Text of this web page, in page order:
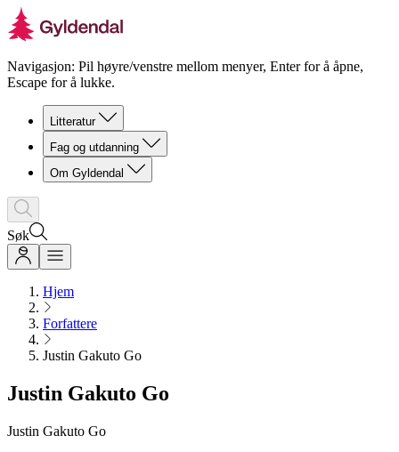
Navigasjon: Pil høyre/venstre mellom menyer, Enter for å åpne,
Escape for å lukke.
Litteratur
Fag og utdanning
Om Gyldendal
Søk
Hjem
Forfattere
Justin Gakuto Go
Justin Gakuto Go
Justin Gakuto Go